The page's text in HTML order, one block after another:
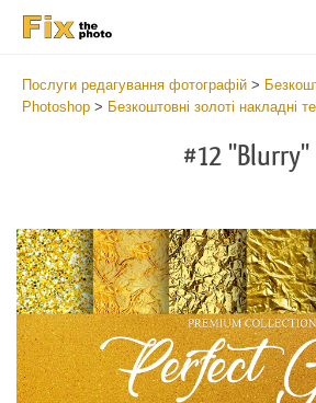
Послуги редагування фотографій >
Photoshop > Безкоштовні золоті накладні
#12 "Blurry"